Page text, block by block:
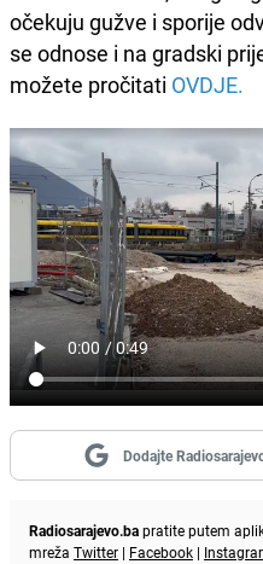
očekuju gužve i sporije
se odnose i na gradski
možete pročitati OVDJE.
Dodajte
Radiosarajevo.bapratite putem
mreža Twitter | Facebook |